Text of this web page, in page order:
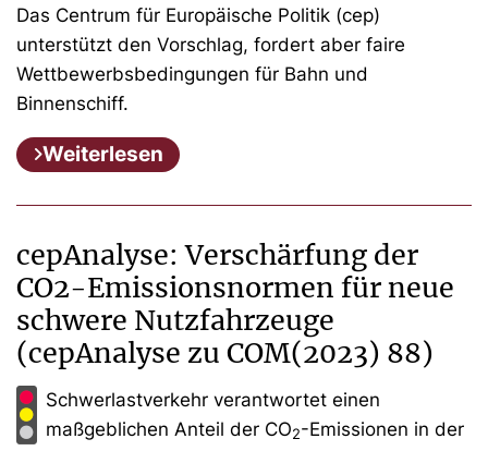
Das Centrum für Europäische Politik (cep)
unterstützt den Vorschlag, fordert aber faire
Wettbewerbsbedingungen für Bahn und
Binnenschiff.
Weiterlesen
cepAnalyse: Verschärfung der
CO2-Emissionsnormen für neue
schwere Nutzfahrzeuge
(cepAnalyse zu COM(2023) 88)
Schwerlastverkehr verantwortet einen
maßgeblichen Anteil der CO2-Emissionen in der